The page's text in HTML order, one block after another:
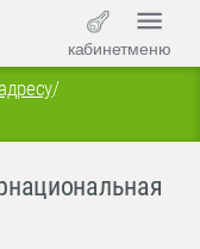
кабинетменю
/